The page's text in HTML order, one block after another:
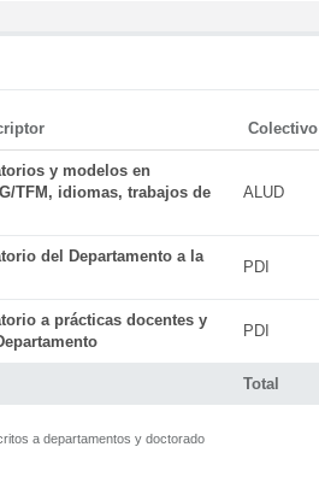
Colectivo
Total
y modelos en
TFM, idiomas, trabajos de
ALUD
del Departamento a la
PDI
a prácticas docentes y
PDI
a departamentos y doctorado